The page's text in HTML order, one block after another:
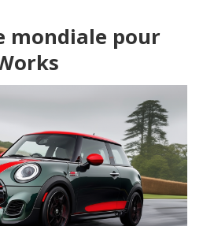
mondiale pour